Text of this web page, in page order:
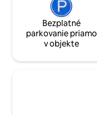
Bezplatné
parkovanie priamo
v objekte